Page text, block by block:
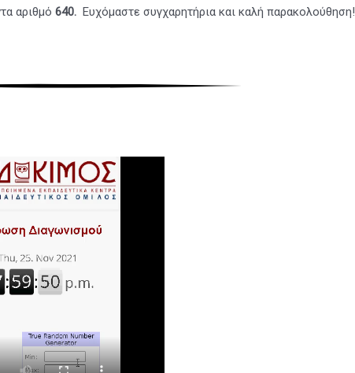
αριθμό 640.Ευχόμαστε συγχαρητήρια και καλή παρακολούθηση!